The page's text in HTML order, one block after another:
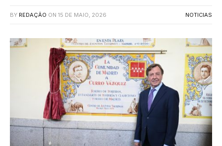
BY REDAÇÃO ON 15 DE MAIO, 2026 NOTICIAS